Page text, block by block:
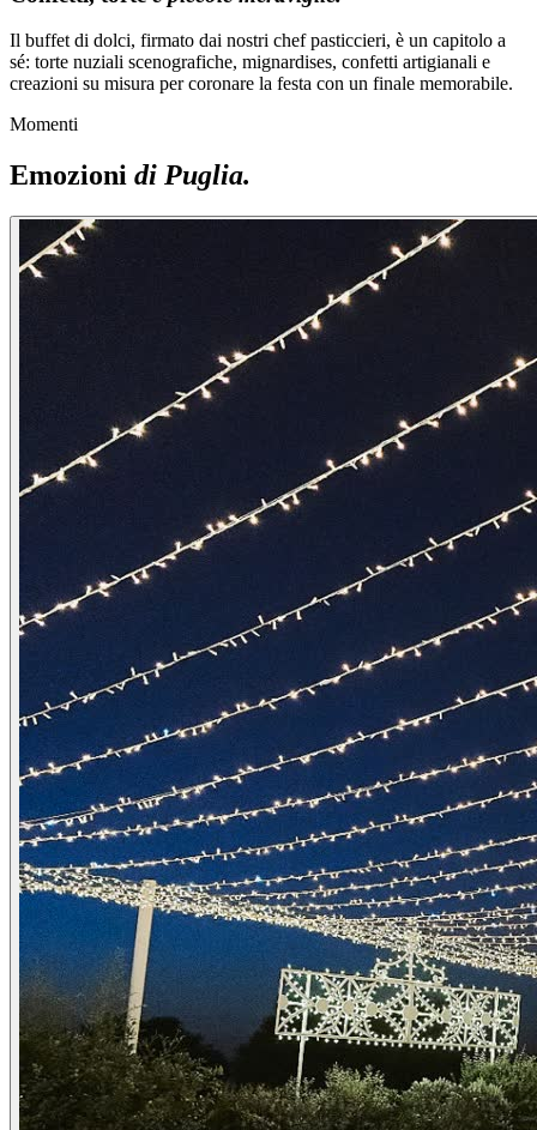
Il buffet di dolci, firmato dai nostri chef pasticcieri, è un capitolo a
sé: torte nuziali scenografiche, mignardises, confetti artigianali e
creazioni su misura per coronare la festa con un finale memorabile.
Momenti
Emozioni di Puglia.